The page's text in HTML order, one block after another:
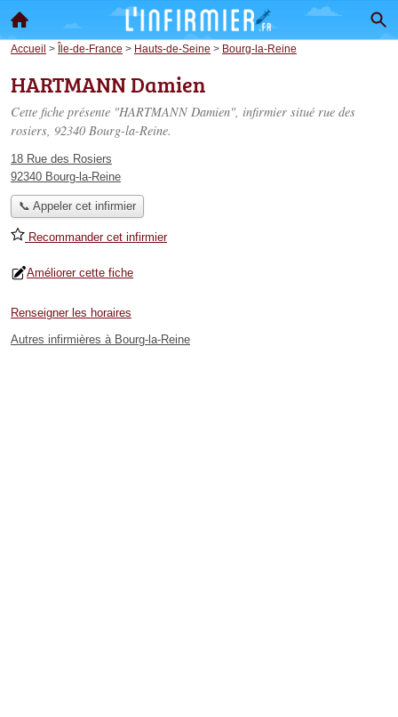
Accueil > Île-de-France > Hauts-de-Seine > Bourg-la-Reine
HARTMANN Damien
Cette fiche présente "HARTMANN Damien", infirmier situé rue des
rosiers, 92340 Bourg-la-Reine.
18 Rue des Rosiers
92340 Bourg-la-Reine
📞 Appeler cet infirmier
Recommander cet infirmier
Améliorer cette fiche
Renseigner les horaires
Autres infirmières à Bourg-la-Reine